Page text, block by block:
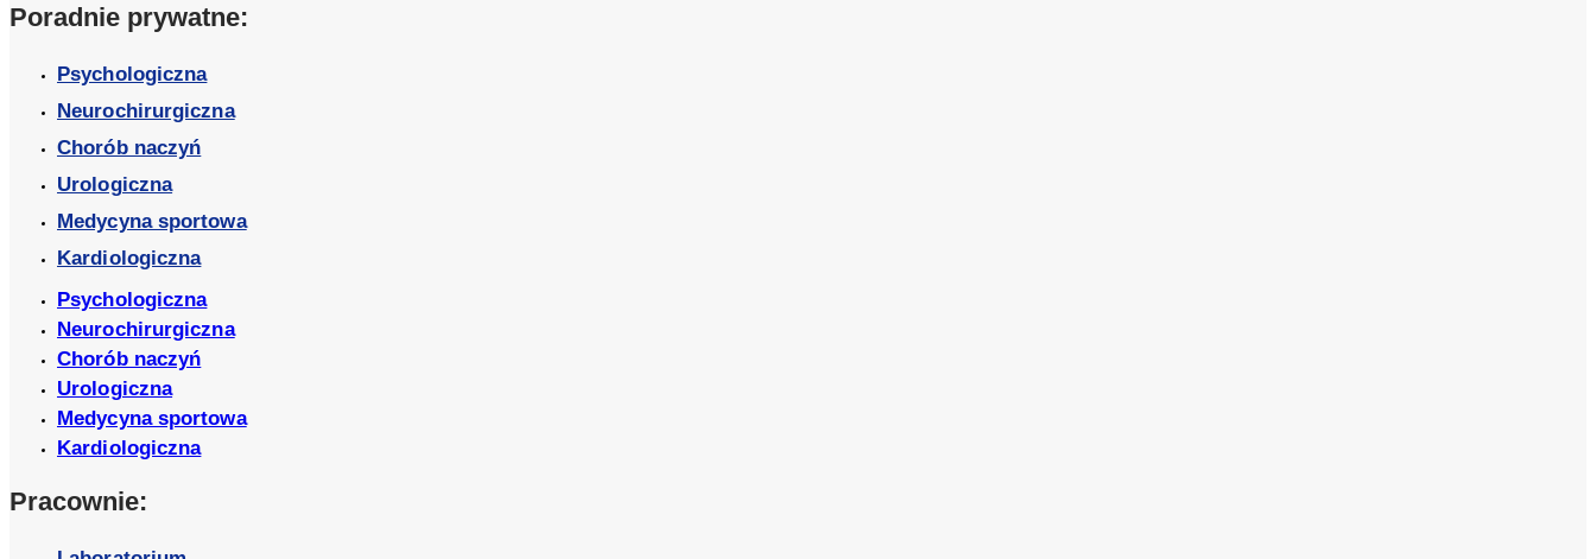
Poradnie prywatne:
Psychologiczna
Neurochirurgiczna
Chorób naczyń
Urologiczna
Medycyna sportowa
Kardiologiczna
Psychologiczna
Neurochirurgiczna
Chorób naczyń
Urologiczna
Medycyna sportowa
Kardiologiczna
Pracownie: